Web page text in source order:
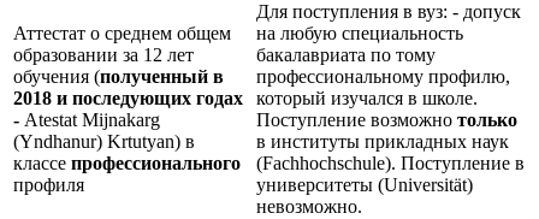
Аттестат о среднем общем
образовании за 12 лет
обучения (полученный в
2018 и последующих годах
- Atestat Mijnakarg
(Yndhanur) Krtutyan) в
классе профессионального
профиля
Для поступления в вуз: - допуск
на любую специальность
бакалавриата по тому
профессиональному профилю,
который изучался в школе.
Поступление возможно только
в институты прикладных наук
(Fachhochschule). Поступление в
университеты (Universität)
невозможно.